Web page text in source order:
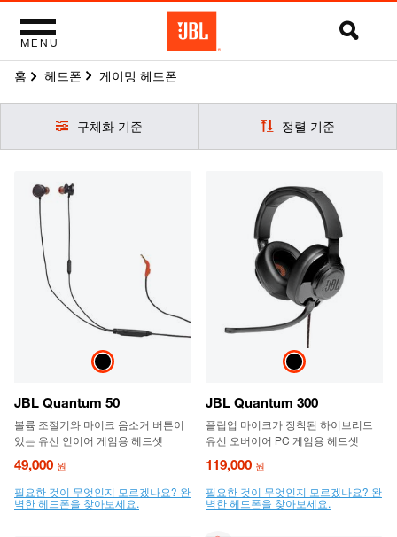
MENU
홈 헤드폰 게이밍 헤드폰
구체화 기준 정렬 기준
JBL Quantum 50
볼륨 조절기와 마이크 음소거 버튼이
있는 유선 인이어 게임용 헤드셋
49,000 원
필요한 것이 무엇인지 모르겠나요? 완
벽한 헤드폰을 찾아보세요.
JBL Quantum 300
플립업 마이크가 장착된 하이브리드
유선 오버이어 PC 게임용 헤드셋
119,000 원
필요한 것이 무엇인지 모르겠나요? 완
벽한 헤드폰을 찾아보세요.